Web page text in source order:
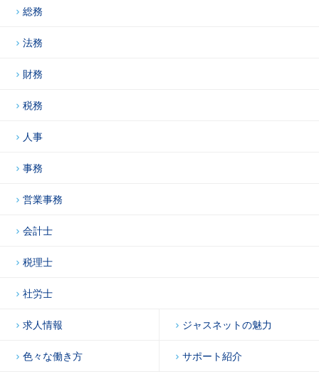
総務
法務
財務
税務
人事
事務
営業事務
会計士
税理士
社労士
求人情報 ジャスネットの魅力
色々な働き方 サポート紹介